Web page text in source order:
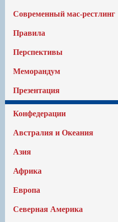
Современный мас-рестлинг
Правила
Перспективы
Меморандум
Презентация
Конфедерации
Австралия и Океания
Азия
Африка
Европа
Северная Америка